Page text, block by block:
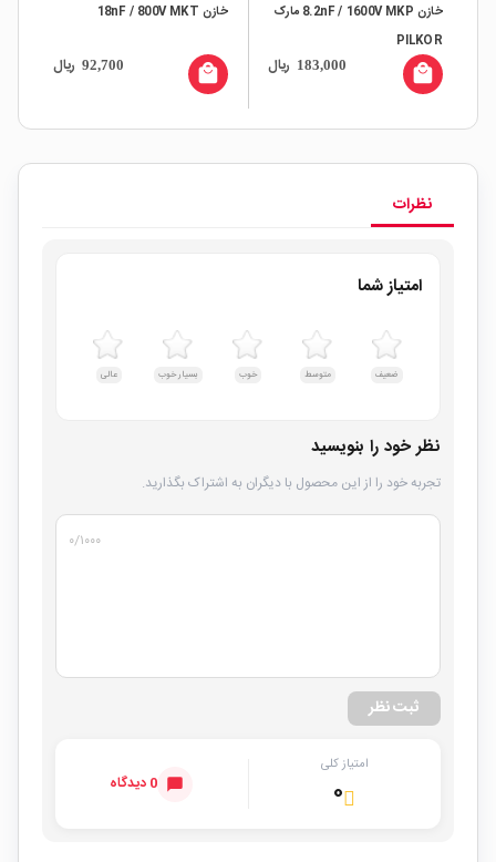
خازن 8.2nF / 1600V MKP مارک
PILKOR
183,000 ریال local_mall
خازن 18nF / 800V MKT
92,700 ریال local_mall
نظرات
امتیاز شما
ضعیف متوسط خوب بسیار خوب عالی
نظر خود را بنویسید
تجربه خود را از این محصول با دیگران به اشتراک بگذارید.
۰/۱۰۰۰
ثبت نظر
امتیاز کلی
۰ 0 دیدگاه